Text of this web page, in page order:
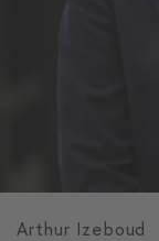
Arthur Izeboud